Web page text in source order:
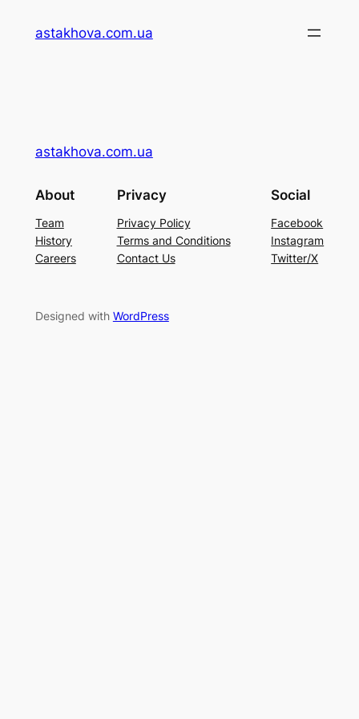
astakhova.com.ua
astakhova.com.ua
About
Team
History
Careers
Privacy
Privacy Policy
Terms and Conditions
Contact Us
Social
Facebook
Instagram
Twitter/X
Designed with WordPress